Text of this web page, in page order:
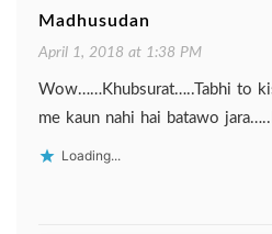
Madhusudan
April 1, 2018 at 1:38 PM
Wow……Khubsurat…..Tabhi to
me kaun nahi hai batawo
Loading...